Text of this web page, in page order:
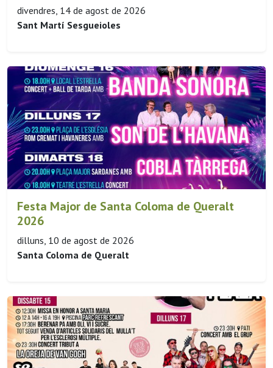
divendres, 14 de agost de 2026
Sant Martí Sesgueioles
Festa Major de Santa Coloma de Queralt
2026
dilluns, 10 de agost de 2026
Santa Coloma de Queralt